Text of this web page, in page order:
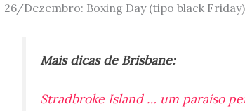
26/Dezembro: Boxing Day (tipo black
Mais dicas de Brisbane:
Stradbroke Island … um paraíso